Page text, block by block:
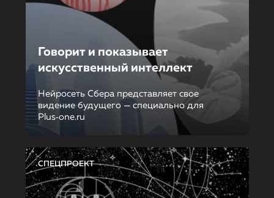
Говорит и показывает
искусственный интеллект
Нейросеть Сбера представляет свое
видение будущего — специально для
Plus‑one.ru
СПЕЦПРОЕКТ